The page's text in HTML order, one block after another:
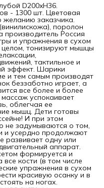
D200xH36.
- 1300 шт. Цветовая
заказчика.
поролон
производитель Россия
и упражнения в сухом
тонизируют мышцы
тактильное и
эффект. Шарики
и тем самым производят
беззаботно играет, а
все более и более
успокаивает
облегчая ее
мышц. Дети готовы
И при этом
не задумываются о том,
и усердно продолжают
развивает одну или
аппарат.
формируется и
все кости (в том числе
упражнения в сухом
красивую осанку и в
на ногах.